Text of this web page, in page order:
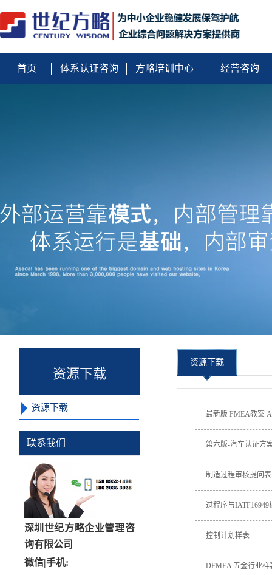
首页 体系认证咨询 方略培训中心 经营咨询
资源下载
资源下载
联系我们
深圳世纪方略企业管理咨
询有限公司
微信|手机:
资源下载
最新版 FMEA教案
第六版-汽车认证方
制造过程审核提问表
过程序与
控制计划样表
DFMEA 五金行业样